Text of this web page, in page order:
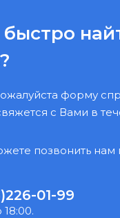
быстро
форму
с Вами в
позвонить нам
01-99